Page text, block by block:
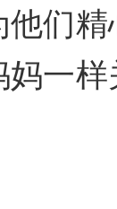
们精
妈一